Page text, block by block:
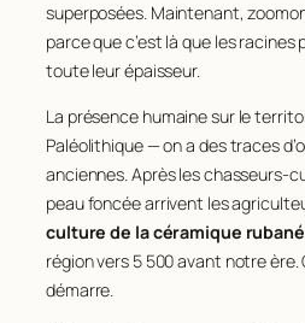
superposées. Maintenant,
parce que c’est là que les
toute leur épaisseur.
La présence humaine sur le
Paléolithique — on a des traces
anciennes. Après les chasseurs-
peau foncée arrivent les
culture de la céramique
région vers 5 500 avant notre ère.
démarre.